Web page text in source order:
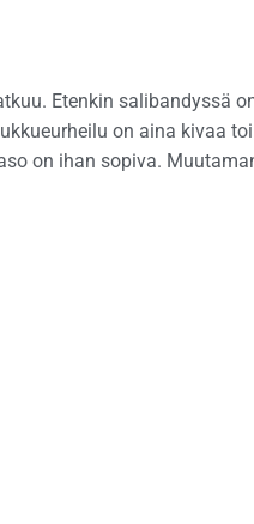
Etenkin salibandyssä
on aina kivaa
on ihan sopiva.